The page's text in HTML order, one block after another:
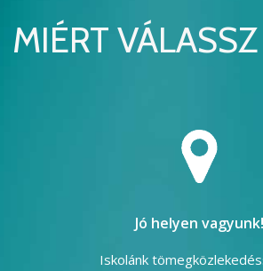
MIÉRT
Jó helyen vagyunk!
Iskolánk